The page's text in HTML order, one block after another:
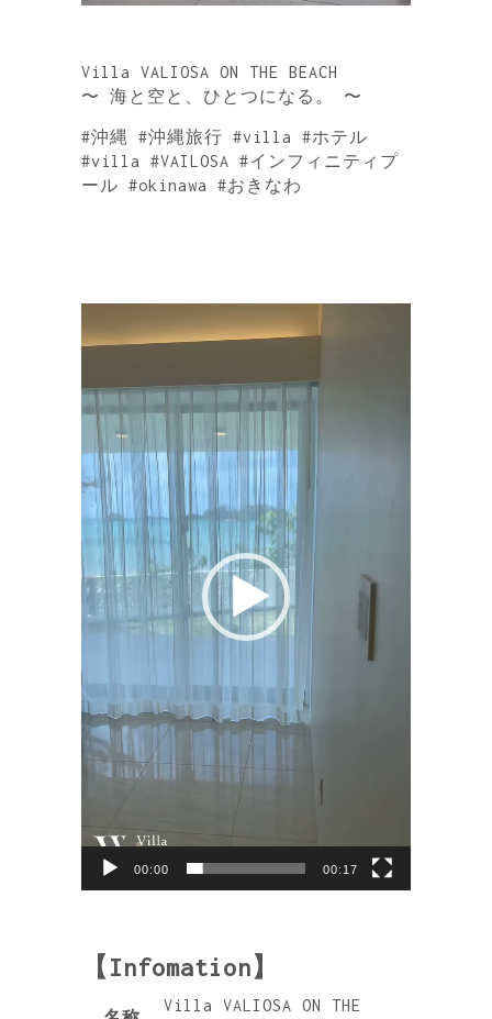
Villa VALIOSA ON THE BEACH
〜 海と空と、ひとつになる。 〜
#沖縄 #沖縄旅行 #villa #ホテル
#villa #VAILOSA #インフィニティプ
ール #okinawa #おきなわ
画
レ
ー
ー
00:00 00:17
【Infomation】
Villa VALIOSA ON THE